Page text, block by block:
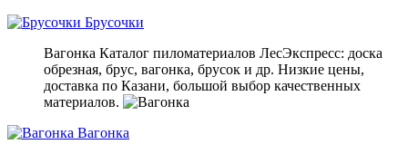
Брусочки
Вагонка Каталог пиломатериалов ЛесЭкспресс: доска
обрезная, брус, вагонка, брусок и др. Низкие цены,
доставка по Казани, большой выбор качественных
материалов.
Вагонка